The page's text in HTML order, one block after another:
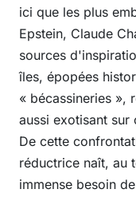
ici que les plus
Epstein, Claude
sources
îles, épopées
« bécassineries »,
aussi exotisant sur
De cette
réductrice naît, au
immense besoin